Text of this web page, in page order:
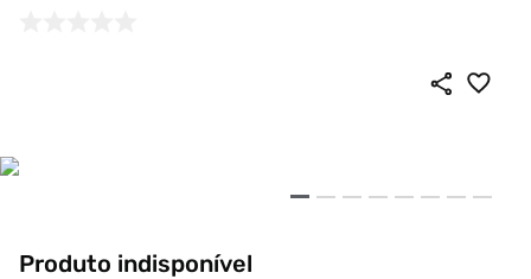
Produto indisponível